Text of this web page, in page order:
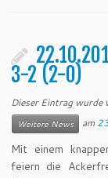
3-2 (2-0)
Dieser Eintrag
Weitere News
am
Mit einem
feiern die